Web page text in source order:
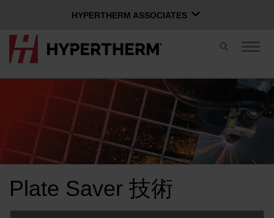
HYPERTHERM ASSOCIATES
Hypertherm プラズマ
OMAX ウォータージェット
ソフトウェア グループ
切
ッ
チ
ナ
ョ
ン
を
日本語
Xnetにログイン
ユーザー名 お問い合わせ Xnetログイン
Plate Saver 技術